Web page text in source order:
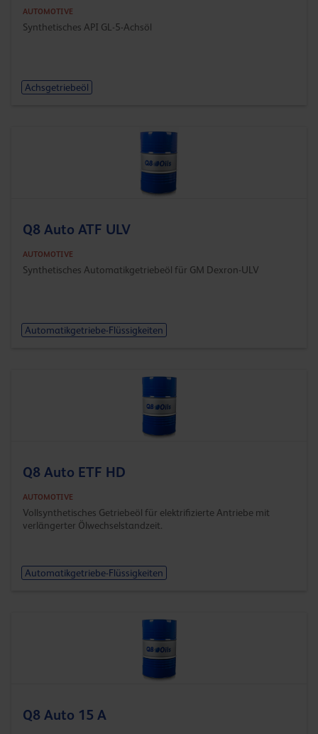
AUTOMOTIVE
Synthetisches API GL-5-Achsöl
Achsgetriebeöl
Q8 Auto ATF ULV
AUTOMOTIVE
Synthetisches Automatikgetriebeöl für GM Dexron-ULV
Automatikgetriebe-Flüssigkeiten
Q8 Auto ETF HD
AUTOMOTIVE
Vollsynthetisches Getriebeöl für elektrifizierte Antriebe mit
verlängerter Ölwechsel­standzeit.
Automatikgetriebe-Flüssigkeiten
Q8 Auto 15 A